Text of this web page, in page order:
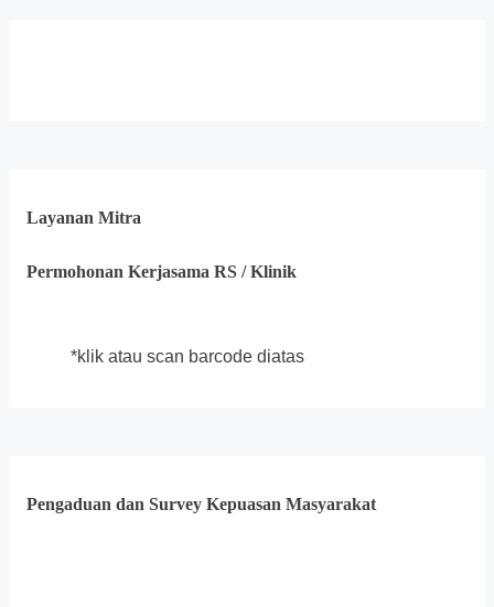
Layanan Mitra
Permohonan Kerjasama RS / Klinik
*klik atau scan barcode diatas
Pengaduan dan Survey Kepuasan Masyarakat